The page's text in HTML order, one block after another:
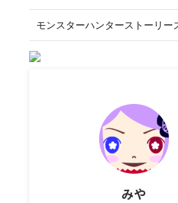
モンスターハンターストーリー
みや